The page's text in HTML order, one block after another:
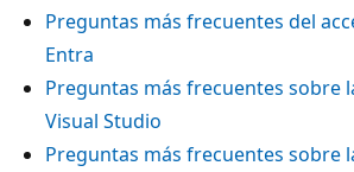
Preguntas más frecuentes del
Entra
Preguntas más frecuentes sobre
Visual Studio
Preguntas más frecuentes sobre